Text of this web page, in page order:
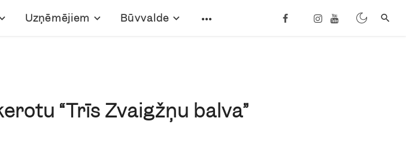
Uzņēmējiem Būvvalde
“Trīs Zvaigžņu balva”